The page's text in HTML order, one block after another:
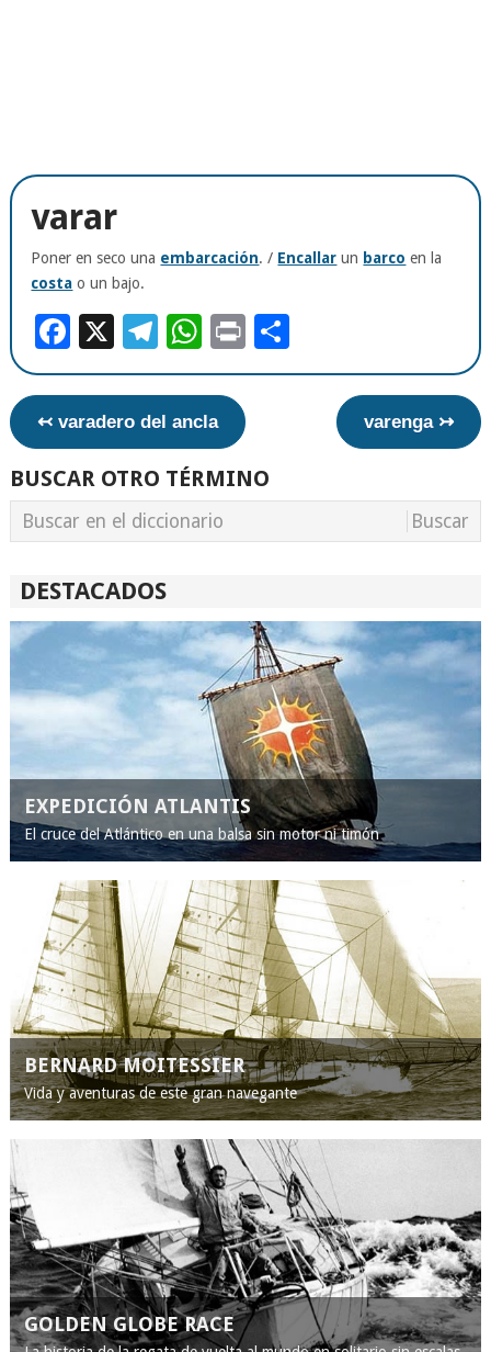
varar
Poner en seco una embarcación. / Encallar un barco en la
costa o un bajo.
Facebook
X Telegram
WhatsApp
Print
↢ varadero del ancla varenga ↣
BUSCAR OTRO TÉRMINO
DESTACADOS
EXPEDICIÓN ATLANTIS
El cruce del Atlántico en una balsa sin motor ni timón
BERNARD MOITESSIER
Vida y aventuras de este gran navegante
GOLDEN GLOBE RACE